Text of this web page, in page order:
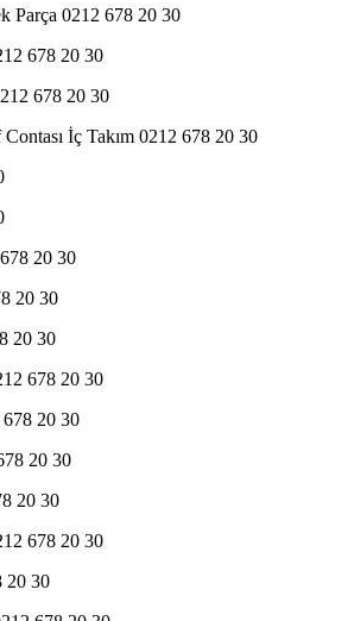
Parça 0212 678 20 30
678 20 30
678 20 30
Contası İç Takım 0212 678 20 30
20 30
20 30
20 30
678 20 30
678 20 30
20 30
20 30
678 20 30
20 30